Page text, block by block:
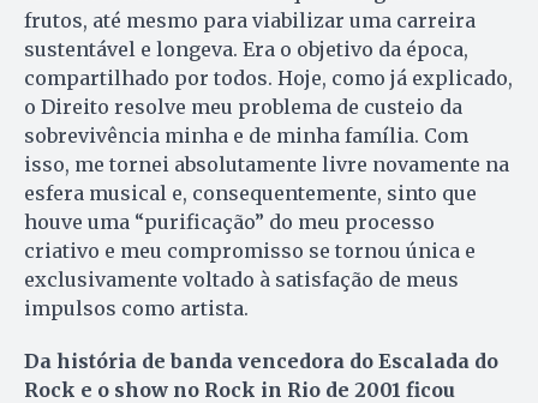
frutos, até mesmo para viabilizar uma carreira
sustentável e longeva. Era o objetivo da época,
compartilhado por todos. Hoje, como já explicado,
o Direito resolve meu problema de custeio da
sobrevivência minha e de minha família. Com
isso, me tornei absolutamente livre novamente na
esfera musical e, consequentemente, sinto que
houve uma “purificação” do meu processo
criativo e meu compromisso se tornou única e
exclusivamente voltado à satisfação de meus
impulsos como artista.
Da história de banda vencedora do Escalada do
Rock e o show no Rock in Rio de 2001 ficou